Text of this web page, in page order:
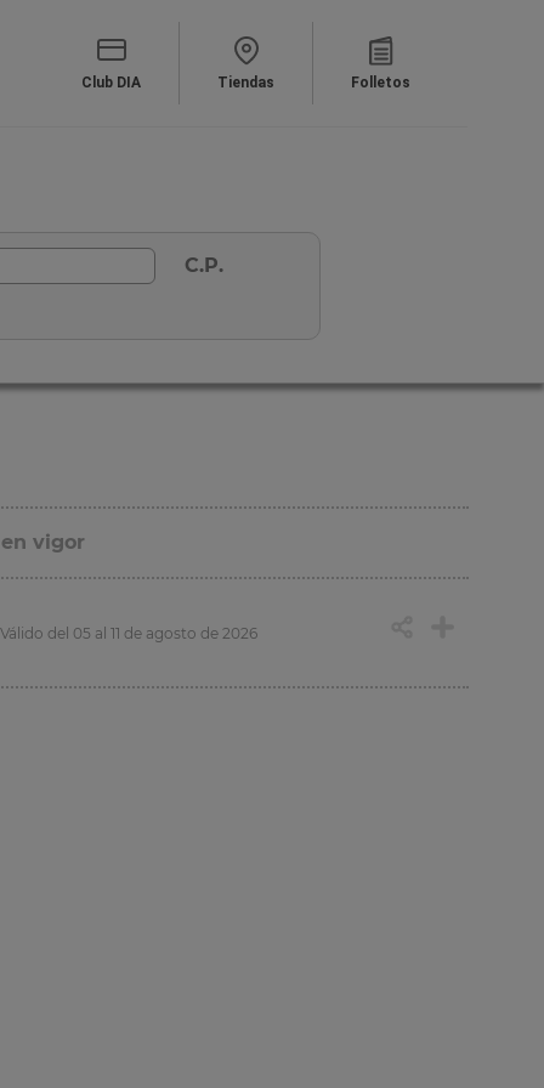
Club DIA Tiendas Folletos
C.P.
vigor
Válido del 05 al 11 de agosto de 2026